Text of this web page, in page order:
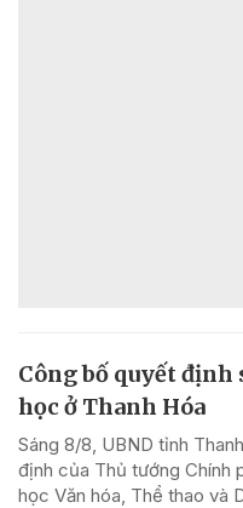
Công bố quyết định
học ở Thanh Hóa
Sáng 8/8, UBND tỉnh
định của Thủ tướng Chính
học Văn hóa, Thể thao và